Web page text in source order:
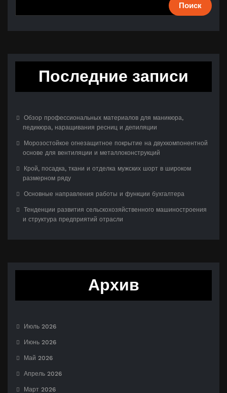
Поиск
Последние записи
Обзор профессиональных материалов для маникюра,
педикюра, наращивания ресниц и депиляции
Морозостойкое огнезащитное покрытие на двухкомпонентной
основе для вентиляции и металлоконструкций
Крой, посадка, ткани и отделка мужских шорт в широком
размерном ряду
Основные направления работы и функции бухгалтера
Тенденции развития сельскохозяйственного машиностроения
и структура предприятий отрасли
Архив
Июль 2026
Июнь 2026
Май 2026
Апрель 2026
Март 2026